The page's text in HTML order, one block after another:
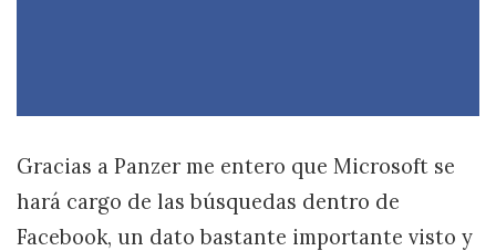
Gracias a Panzer me entero que Microsoft se
hará cargo de las búsquedas dentro de
Facebook, un dato bastante importante visto y